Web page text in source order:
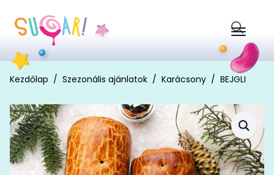
Search
for:
Kezdőlap Szezonális ajánlatok Karácsony BEJGLI